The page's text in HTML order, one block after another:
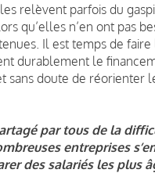
relèvent parfois du
qu’elles n’en ont pas
Il est temps de
durablement le
doute de réorienter
par tous de la
entreprises
des salariés les plus